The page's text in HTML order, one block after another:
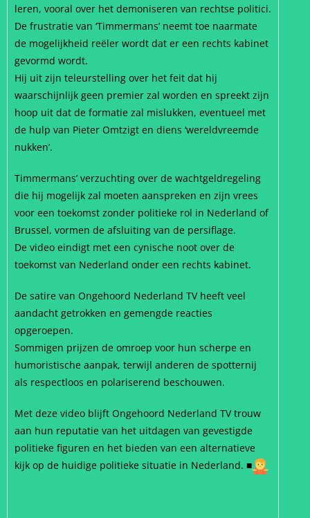
leren, vooral over het demoniseren van rechtse politici.
De frustratie van ‘Timmermans’ neemt toe naarmate
de mogelijkheid reëler wordt dat er een rechts kabinet
gevormd wordt.
Hij uit zijn teleurstelling over het feit dat hij
waarschijnlijk geen premier zal worden en spreekt zijn
hoop uit dat de formatie zal mislukken, eventueel met
de hulp van Pieter Omtzigt en diens ‘wereldvreemde
nukken’.
Timmermans’ verzuchting over de wachtgeldregeling
die hij mogelijk zal moeten aanspreken en zijn vrees
voor een toekomst zonder politieke rol in Nederland of
Brussel, vormen de afsluiting van de persiflage.
De video eindigt met een cynische noot over de
toekomst van Nederland onder een rechts kabinet.
De satire van Ongehoord Nederland TV heeft veel
aandacht getrokken en gemengde reacties
opgeroepen.
Sommigen prijzen de omroep voor hun scherpe en
humoristische aanpak, terwijl anderen de spotternij
als respectloos en polariserend beschouwen.
Met deze video blijft Ongehoord Nederland TV trouw
aan hun reputatie van het uitdagen van gevestigde
politieke figuren en het bieden van een alternatieve
kijk op de huidige politieke situatie in Nederland. ■